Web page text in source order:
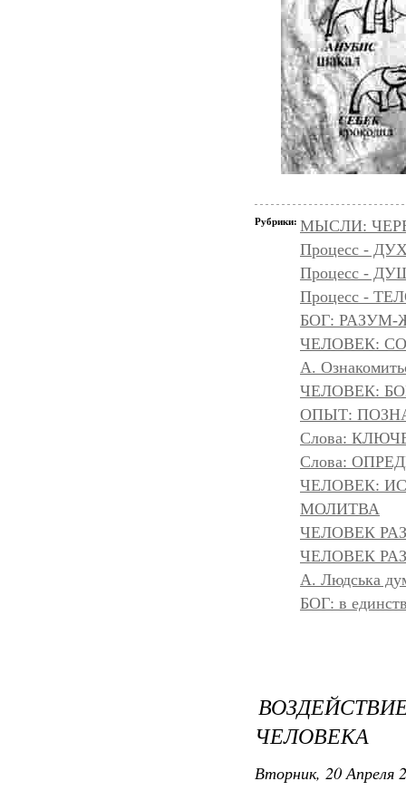
Рубрики: МЫСЛИ:
Процесс -
Процесс -
Процесс -
БОГ:
ЧЕЛОВЕК:
А.
ЧЕЛОВЕК:
ОПЫТ:
Слова:
Слова:
ЧЕЛОВЕК:
МОЛИТВА
ЧЕЛОВЕК
ЧЕЛОВЕК
A. Людська
БОГ: в
ЧЕЛОВЕКА
Вторник, 20 Апреля